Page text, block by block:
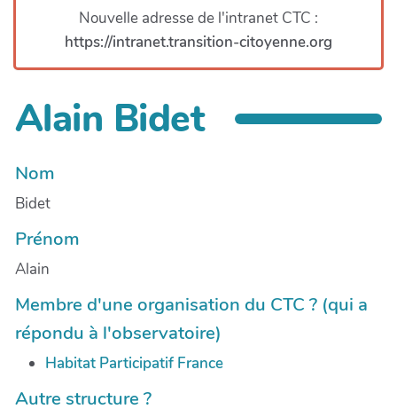
Nouvelle adresse de l'intranet CTC :
https://intranet.transition-citoyenne.org
Alain Bidet
Nom
Bidet
Prénom
Alain
Membre d'une organisation du CTC ? (qui a
répondu à l'observatoire)
Habitat Participatif France
Autre structure ?